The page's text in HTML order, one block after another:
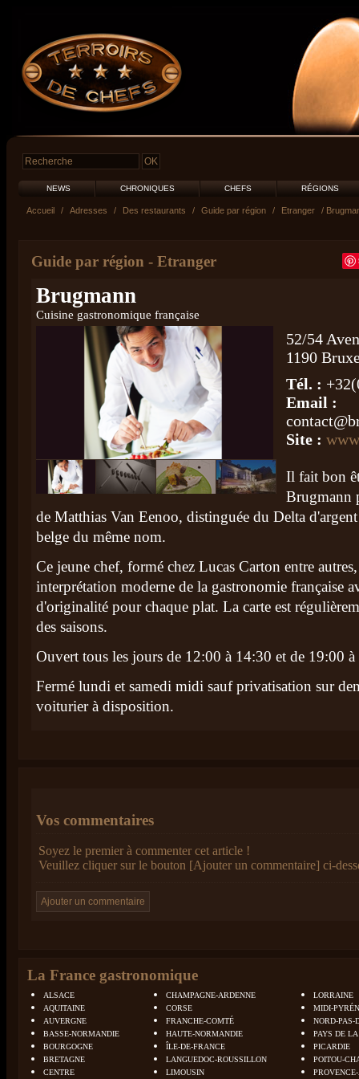
NEWS CHRONIQUES CHEFS RÉGIONS
Accueil / Adresses / Des restaurants / Guide par région / Etranger /
Guide par région - Etranger
Brugmann
Cuisine gastronomique française
52/54
1190
Tél. :
Email :
Site :
Il fait bon
Brugmann
de Matthias Van Eenoo, distinguée du Delta
belge du même nom.
Ce jeune chef, formé chez Lucas Carton entre
interprétation moderne de la gastronomie française
d'originalité pour chaque plat. La carte est
des saisons.
Ouvert tous les jours de 12:00 à 14:30 et de 19:00
Fermé lundi et samedi midi sauf privatisation sur
voiturier à disposition.
Vos commentaires
Soyez le premier à commenter cet article !
Veuillez cliquer sur le bouton [Ajouter un commentaire] ci-
La France gastronomique
ALSACE
AQUITAINE
AUVERGNE
BASSE-NORMANDIE
BOURGOGNE
BRETAGNE
CENTRE
CHAMPAGNE-ARDENNE
CORSE
FRANCHE-COMTÉ
HAUTE-NORMANDIE
ÎLE-DE-FRANCE
LANGUEDOC-ROUSSILLON
LIMOUSIN
LORRAINE
MIDI-
NORD-PAS-
PAYS DE
PICARDIE
POITOU-